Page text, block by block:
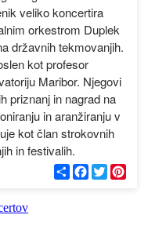
veliko koncertira
orkestrom Duplek
državnih tekmovanjih.
kot profesor
Maribor. Njegovi
priznanj in nagrad na
in aranžiranju v
kot član strokovnih
in festivalih.
С
п
F
a
T
w